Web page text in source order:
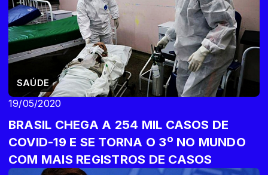
SAÚDE
19/05/2020
BRASIL CHEGA A 254 MIL CASOS DE
COVID-19 E SE TORNA O 3º NO MUNDO
COM MAIS REGISTROS DE CASOS